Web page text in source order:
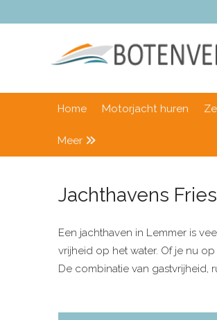
Home Motorjacht huren
Meer
Jachthavens
Een jachthaven in Lemmer is
vrijheid op het water. Of je nu
De combinatie van gastvrijheid,